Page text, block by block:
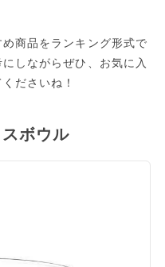
商品をランキング形式で
しながらぜひ、お気に入
ださいね！
ボウル